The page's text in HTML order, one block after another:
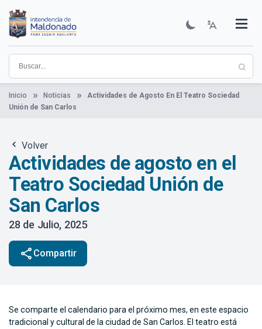
contenido
principal
Institucional
Municipios
Descubre Maldonado
Comunicación
Servicios
Guía De Trámites
Ver Noticias
Inicio Noticias
Actividades de Agosto En El Teatro Sociedad
Unión de San Carlos
Volver
Actividades de agosto en el
Teatro Sociedad Unión de
San Carlos
28 de Julio, 2025
share Compartir
Se comparte el calendario para el próximo mes, en este espacio
tradicional y cultural de la ciudad de San Carlos. El teatro está